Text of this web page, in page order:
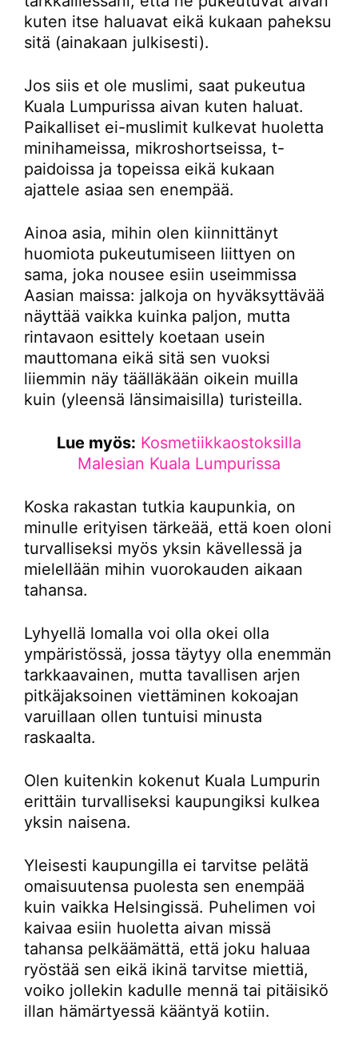
kuten itse haluavat eikä kukaan paheksu
sitä (ainakaan julkisesti).
Jos siis et ole muslimi, saat pukeutua
Kuala Lumpurissa aivan kuten haluat.
Paikalliset ei-muslimit kulkevat huoletta
minihameissa, mikroshortseissa, t-
paidoissa ja topeissa eikä kukaan
ajattele asiaa sen enempää.
Ainoa asia, mihin olen kiinnittänyt
huomiota pukeutumiseen liittyen on
sama, joka nousee esiin useimmissa
Aasian maissa: jalkoja on hyväksyttävää
näyttää vaikka kuinka paljon, mutta
rintavaon esittely koetaan usein
mauttomana eikä sitä sen vuoksi
liiemmin näy täälläkään oikein muilla
kuin (yleensä länsimaisilla) turisteilla.
Lue myös: Kosmetiikkaostoksilla
Malesian Kuala Lumpurissa
Koska rakastan tutkia kaupunkia, on
minulle erityisen tärkeää, että koen oloni
turvalliseksi myös yksin kävellessä ja
mielellään mihin vuorokauden aikaan
tahansa.
Lyhyellä lomalla voi olla okei olla
ympäristössä, jossa täytyy olla enemmän
tarkkaavainen, mutta tavallisen arjen
pitkäjaksoinen viettäminen kokoajan
varuillaan ollen tuntuisi minusta
raskaalta.
Olen kuitenkin kokenut Kuala Lumpurin
erittäin turvalliseksi kaupungiksi kulkea
yksin naisena.
Yleisesti kaupungilla ei tarvitse pelätä
omaisuutensa puolesta sen enempää
kuin vaikka Helsingissä. Puhelimen voi
kaivaa esiin huoletta aivan missä
tahansa pelkäämättä, että joku haluaa
ryöstää sen eikä ikinä tarvitse miettiä,
voiko jollekin kadulle mennä tai pitäisikö
illan hämärtyessä kääntyä kotiin.